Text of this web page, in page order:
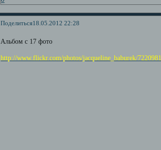
Поделиться18.05.2012 22:28
Альбом с 17 фото
http://www.flickr.com/photos/jacqueline_baburek/